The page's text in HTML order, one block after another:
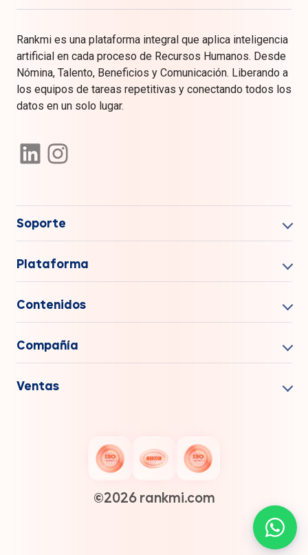
Rankmi es una plataforma integral que aplica inteligencia
artificial en cada proceso de Recursos Humanos. Desde
Nómina, Talento, Beneficios y Comunicación. Liberando a
los equipos de tareas repetitivas y conectando todos los
datos en un solo lugar.
Soporte
Plataforma
Contenidos
Compañía
Ventas
©️2026 rankmi.com